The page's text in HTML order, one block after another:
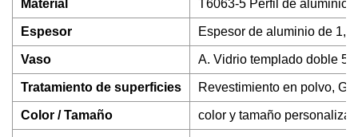
Material T6063-5 Perfil de aluminio
Espesor Espesor de aluminio de 1,8
Vaso A. Vidrio templado doble 5
Tratamiento de superficies Revestimiento en polvo,
Color / Tamaño color y tamaño